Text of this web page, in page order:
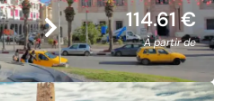
114.61 €
À partir de